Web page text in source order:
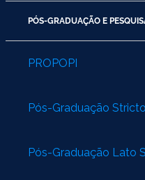
PÓS-GRADUAÇÃO E
PROPOPI
Pós-Graduação
Pós-Graduação Lato